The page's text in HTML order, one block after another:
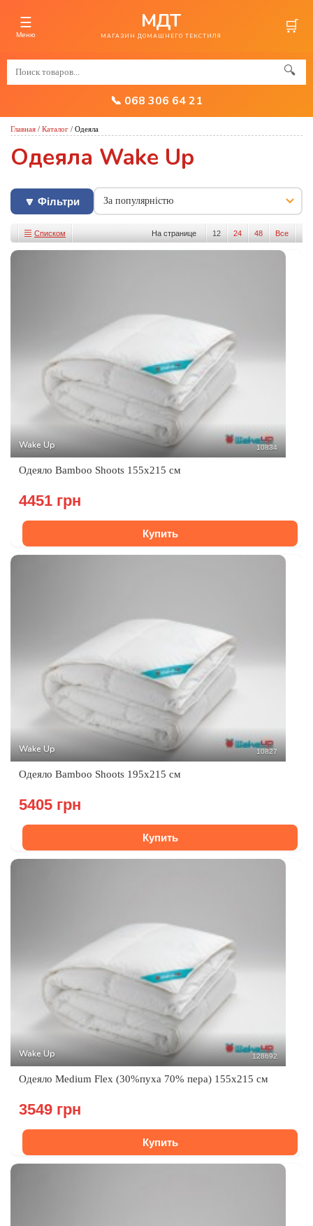
☰
Меню
МДТ
МАГАЗИН ДОМАШНЕГО ТЕКСТИЛЯ 🛒
🔍
📞 068 306 64 21
Главная / Каталог / Одеяла
Одеяла Wake Up
🔽 Фільтри
На странице 12 24 48 Все
Списком
Изображениями
Wake Up 10834
Одеяло Bamboo Shoots 155x215 см
4451 грн
Купить
Wake Up 10827
Одеяло Bamboo Shoots 195x215 см
5405 грн
Купить
Wake Up 128692
Одеяло Medium Flex (30%пуха 70% пера) 155x215 см
3549 грн
Купить